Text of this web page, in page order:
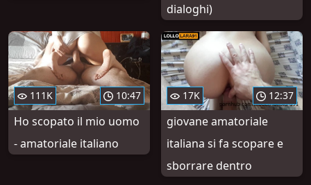
dialoghi)
111K 10:47
Ho scopato il mio uomo
- amatoriale italiano
17K 12:37
giovane amatoriale
italiana si fa scopare e
sborrare dentro